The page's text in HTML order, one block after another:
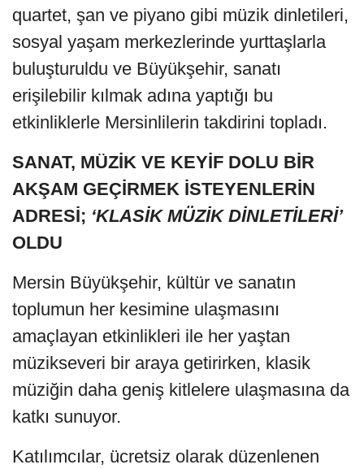
quartet, şan ve piyano gibi müzik dinletileri,
sosyal yaşam merkezlerinde yurttaşlarla
buluşturuldu ve Büyükşehir, sanatı
erişilebilir kılmak adına yaptığı bu
etkinliklerle Mersinlilerin takdirini topladı.
SANAT, MÜZİK VE KEYİF DOLU BİR
AKŞAM GEÇİRMEK İSTEYENLERİN
ADRESİ; ‘KLASİK MÜZİK DİNLETİLERİ’
OLDU
Mersin Büyükşehir, kültür ve sanatın
toplumun her kesimine ulaşmasını
amaçlayan etkinlikleri ile her yaştan
müzikseveri bir araya getirirken, klasik
müziğin daha geniş kitlelere ulaşmasına da
katkı sunuyor.
Katılımcılar, ücretsiz olarak düzenlenen